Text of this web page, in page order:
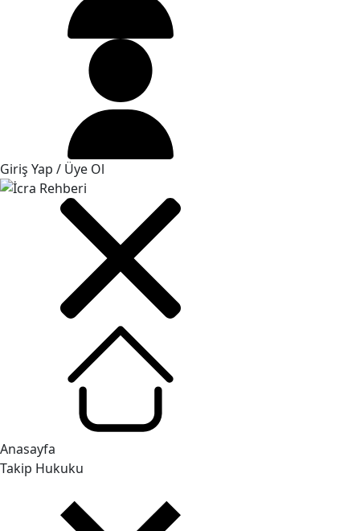
Giriş Yap / Üye Ol
Anasayfa
Takip Hukuku